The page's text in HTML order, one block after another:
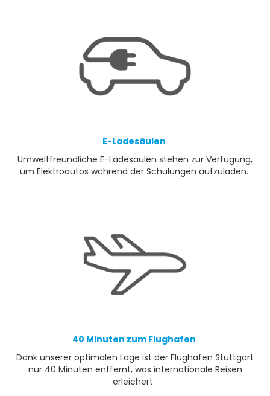
E-Ladesäulen
Umweltfreundliche E-Ladesäulen stehen zur Verfügung,
um Elektroautos während der Schulungen aufzuladen.
40 Minuten zum Flughafen
Dank unserer optimalen Lage ist der Flughafen Stuttgart
nur 40 Minuten entfernt, was internationale Reisen
erleichert.